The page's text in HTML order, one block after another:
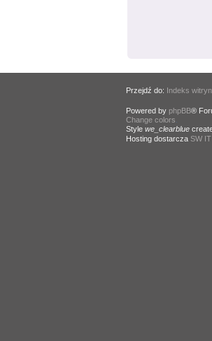
Przejdź do: Indeks
Powered by phpBB®
Change colors
Style we_clearblue
Hosting dostarcza SW